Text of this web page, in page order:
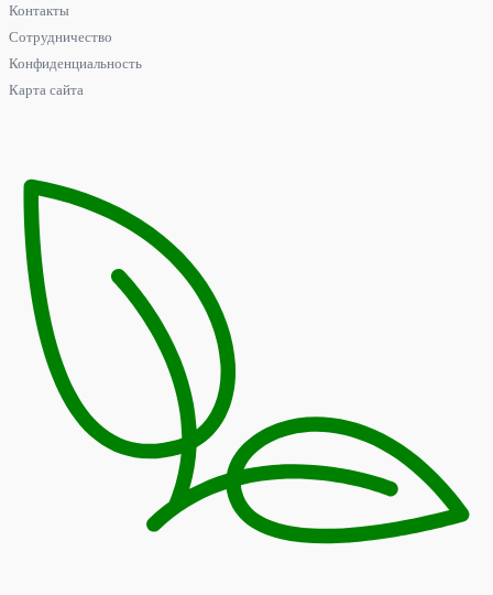
Контакты
Сотрудничество
Конфиденциальность
Карта сайта